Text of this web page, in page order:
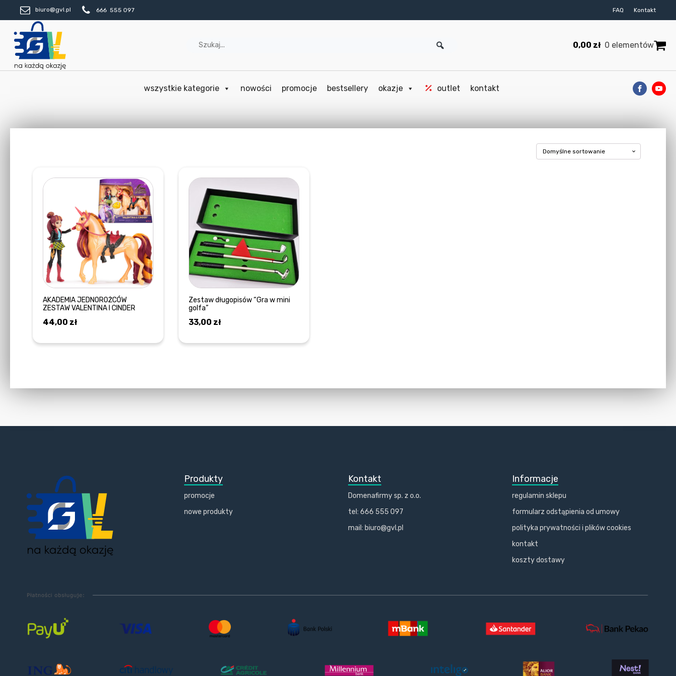
biuro@gvl.pl 666 555 097 FAQ Kontakt
0,00 zł 0 elementów
wszystkie kategorie nowości promocje bestsellery okazje outlet kontakt
AKADEMIA JEDNOROŻCÓW
ZESTAW VALENTINA I CINDER
44,00 zł
Zestaw długopisów “Gra w mini
golfa”
33,00 zł
Produkty
promocje
nowe produkty
Kontakt
Domenafirmy sp. z o.o.
tel: 666 555 097
mail: biuro@gvl.pl
Informacje
regulamin sklepu
formularz odstąpienia od umowy
polityka prywatności i plików cookies
kontakt
koszty dostawy